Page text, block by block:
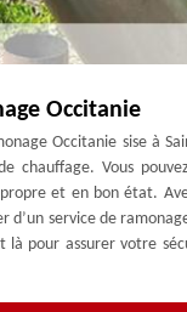
Occitanie
Occitanie sise à
chauffage. Vous
et en bon état.
service de
là pour assurer votre